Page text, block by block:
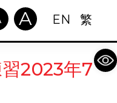
A EN 繁
2023年7